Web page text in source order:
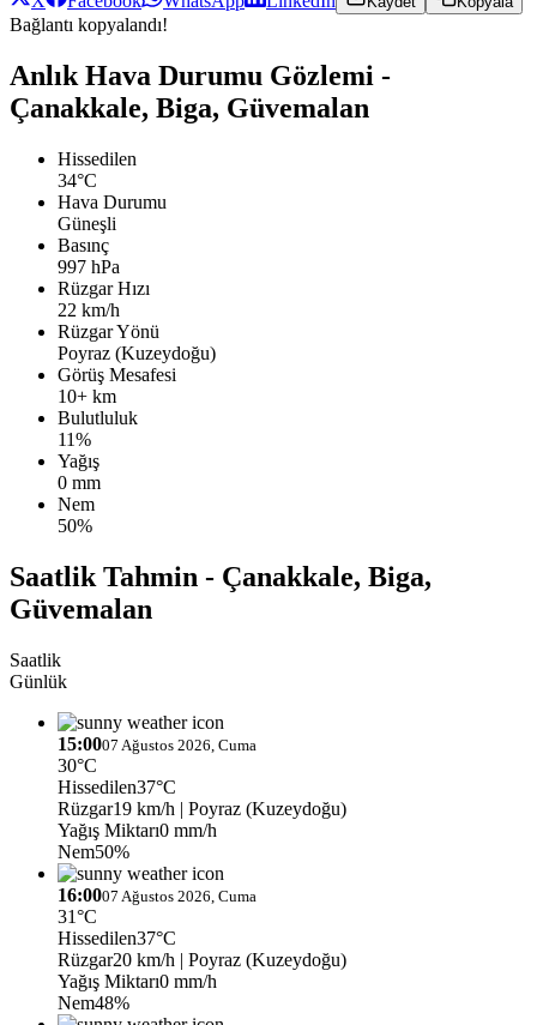
Bağlantı kopyalandı!
Anlık Hava Durumu Gözlemi -
Çanakkale, Biga, Güvemalan
Hissedilen
34°C
Hava Durumu
Güneşli
Basınç
997 hPa
Rüzgar Hızı
22 km/h
Rüzgar Yönü
Poyraz (Kuzeydoğu)
Görüş Mesafesi
10+ km
Bulutluluk
11%
Yağış
0 mm
Nem
50%
Saatlik Tahmin - Çanakkale, Biga,
Güvemalan
Saatlik
Günlük
15:0007 Ağustos 2026, Cuma
30°C
Hissedilen37°C
Rüzgar19 km/h | Poyraz (Kuzeydoğu)
Yağış Miktarı0 mm/h
Nem50%
16:0007 Ağustos 2026, Cuma
31°C
Hissedilen37°C
Rüzgar20 km/h | Poyraz (Kuzeydoğu)
Yağış Miktarı0 mm/h
Nem48%